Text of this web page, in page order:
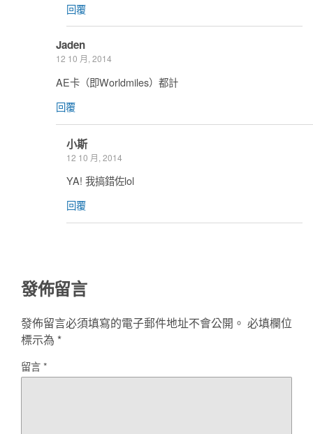
回覆
Jaden
12 10 月, 2014
AE卡（即Worldmiles）都計
回覆
小斯
12 10 月, 2014
YA! 我搞錯佐lol
回覆
發佈留言
發佈留言必須填寫的電子郵件地址不會公開。 必填欄位
標示為 *
留言*